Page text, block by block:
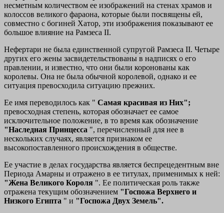
несметным количеством ее изображений на стенах храмов и
колоссов великого фараона, которые были посвящены ей,
совместно с богиней Хатор, эти изображения показывают ее
большое влияние на Рамзеса II.
Нефертари не была единственной супругой Рамзеса II. Четыре
других его жены засвидетельствованы в надписях о его
правлении, и известно, что они были коронованы как
королевы. Она не была обычной королевой, однако и ее
ситуация превосходила ситуацию прежних.
Ее имя переводилось как " Самая красивая из Них";
превосходная степень, которая обозначает ее самое
исключительное положение, в то время как обозначение
"Наследная Принцесса ", перечисленный для нее в
нескольких случаях, является признаком ее
высокопоставленного происхождения в обществе.
Ее участие в делах государства является беспрецедентным вне
Периода Амарны и отражено в ее титулах, применимых к ней:
"Жена Великого Короля ". Ее политическая роль также
отражена текущим обозначением "Госпожа Верхнего и
Низкого Египта " и "Госпожа Двух Земель".